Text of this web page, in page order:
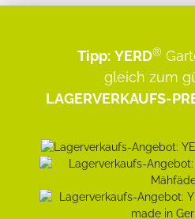
Tipp: YERD®
gleich zum
LAGERVERKAUFS-